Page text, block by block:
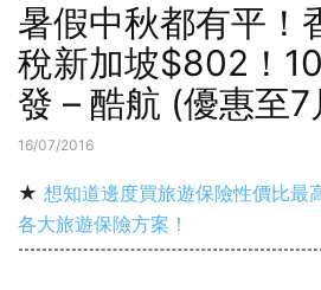
暑假中秋都有平！
稅新加坡$802！
發 – 酷航 (優惠至7
16/07/2016
★ 想知道邊度買旅遊保險性價比最
各大旅遊保險方案！